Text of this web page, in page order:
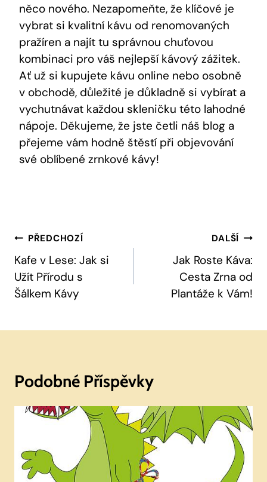
něco nového. Nezapomeňte, že klíčové je
vybrat si kvalitní kávu od renomovaných
pražíren a najít tu správnou chuťovou
kombinaci pro váš nejlepší kávový zážitek.
Ať už si kupujete kávu online nebo osobně
v obchodě, důležité je důkladně si vybírat a
vychutnávat každou skleničku této lahodné
nápoje. Děkujeme, že jste četli náš blog a
přejeme vám hodně štěstí při objevování
své oblíbené zrnkové kávy!
Navigace
Pro
Příspěvek
PŘEDCHOZÍ
Kafe v Lese: Jak si
Užít Přírodu s
Šálkem Kávy
DALŠÍ
Jak Roste Káva:
Cesta Zrna od
Plantáže k Vám!
Podobné Příspěvky